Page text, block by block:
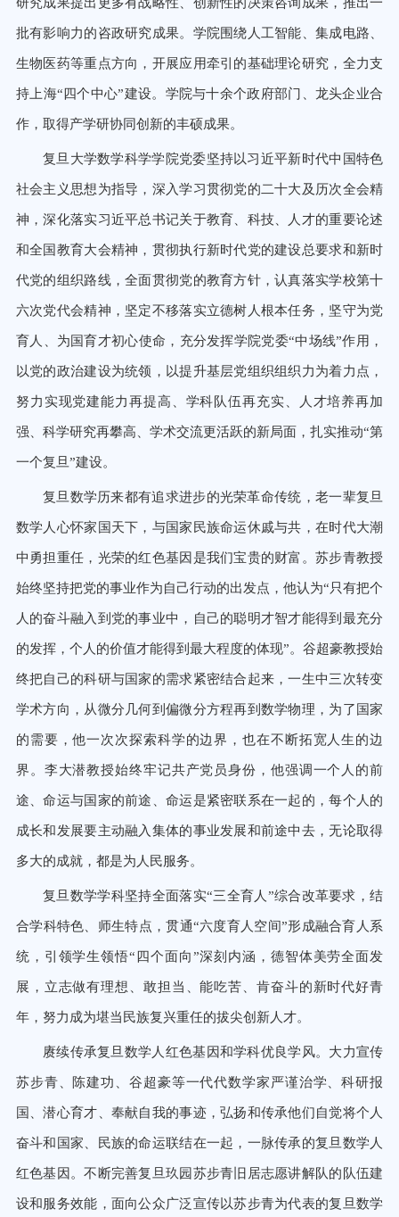
批有影响力的咨政研究成果。学院围绕人工智能、集成电路、
生物医药等重点方向，开展应用牵引的基础理论研究，全力支
持上海“四个中心”建设。学院与十余个政府部门、龙头企业合
作，取得产学研协同创新的丰硕成果。
复旦大学数学科学学院党委坚持以习近平新时代中国特色
社会主义思想为指导，深入学习贯彻党的二十大及历次全会精
神，深化落实习近平总书记关于教育、科技、人才的重要论述
和全国教育大会精神，贯彻执行新时代党的建设总要求和新时
代党的组织路线，全面贯彻党的教育方针，认真落实学校第十
六次党代会精神，坚定不移落实立德树人根本任务，坚守为党
育人、 为国育才初心使命，充分发挥学院党委“中场线”作用，
以党的政治建设为统领，以提升基层党组织组织力为着力点，
努力实现党建能力再提高、学科队伍再充实、人才培养再加
强、科学研究再攀高、学术交流更活跃的新局面，扎实推动“第
一个复旦”建设。
复旦数学历来都有追求进步的光荣革命传统，老一辈复旦
数学人心怀家国天下，与国家民族命运休戚与共，在时代大潮
中勇担重任，光荣的红色基因是我们宝贵的财富。苏步青教授
始终坚持把党的事业作为自己行动的出发点，他认为“只有把个
人的奋斗融入到党的事业中，自己的聪明才智才能得到最充分
的发挥，个人的价值才能得到最大程度的体现”。谷超豪教授始
终把自己的科研与国家的需求紧密结合起来，一生中三次转变
学术方向，从微分几何到偏微分方程再到数学物理，为了国家
的需要，他一次次探索科学的边界，也在不断拓宽人生的边
界。李大潜教授始终牢记共产党员身份，他强调一个人的前
途、命运与国家的前途、命运是紧密联系在一起的，每个人的
成长和发展要主动融入集体的事业发展和前途中去，无论取得
多大的成就，都是为人民服务。
复旦数学学科坚持全面落实“三全育人”综合改革要求，结
合学科特色、师生特点，贯通“六度育人空间”形成融合育人系
统，引领学生领悟“四个面向”深刻内涵，德智体美劳全面发
展，立志做有理想、敢担当、能吃苦、肯奋斗的新时代好青
年，努力成为堪当民族复兴重任的拔尖创新人才。
赓续传承复旦数学人红色基因和学科优良学风。大力宣传
苏步青、陈建功、谷超豪等一代代数学家严谨治学、科研报
国、潜心育才、奉献自我的事迹，弘扬和传承他们自觉将个人
奋斗和国家、民族的命运联结在一起，一脉传承的复旦数学人
红色基因。不断完善复旦玖园苏步青旧居志愿讲解队的队伍建
设和服务效能，面向公众广泛宣传以苏步青为代表的复旦数学